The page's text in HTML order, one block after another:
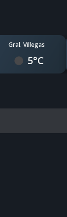
Gral. Villegas
5°C